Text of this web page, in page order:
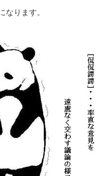
なります。